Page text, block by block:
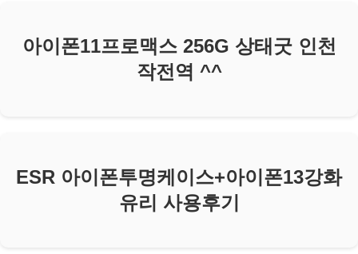
아이폰11프로맥스 256G 상태굿 인천
작전역 ^^
ESR 아이폰투명케이스+아이폰13강화
유리 사용후기